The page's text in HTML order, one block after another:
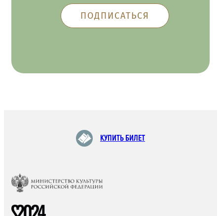
КУПИТЬ БИЛЕТ